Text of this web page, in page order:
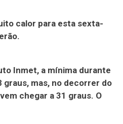
calor para esta sexta-
Inmet, a mínima durante
graus, mas, no decorrer do
chegar a 31 graus. O